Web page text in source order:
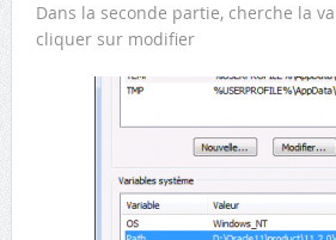
Dans la seconde partie, cherche la
cliquer sur modifier